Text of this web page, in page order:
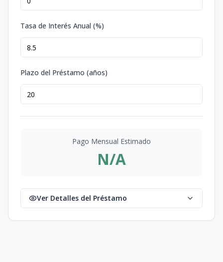
Tasa de Interés Anual (%)
Plazo del Préstamo (años)
Pago Mensual Estimado
N/A
Ver Detalles del Préstamo